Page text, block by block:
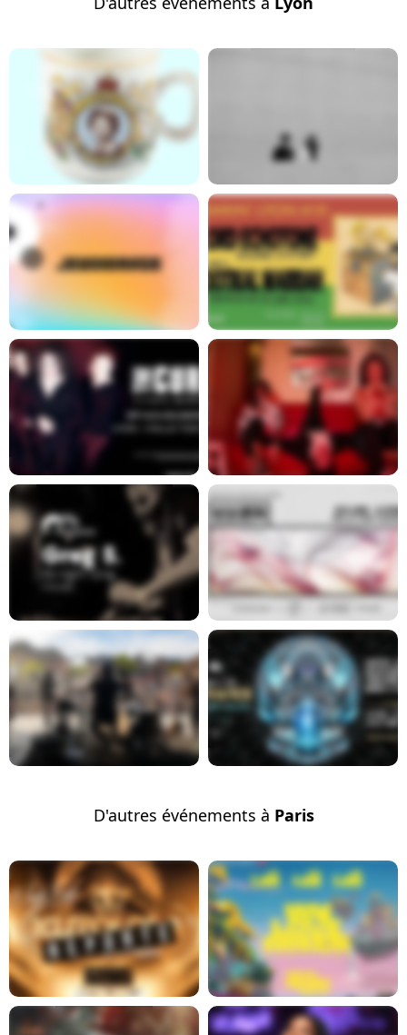
Report
En savoir plus
En savoir plus En savoir plus
En savoir plus En savoir plus
En savoir plus En savoir plus
En savoir plus En savoir plus
D'autres événements à Paris
Report
En savoir plus En savoir plus